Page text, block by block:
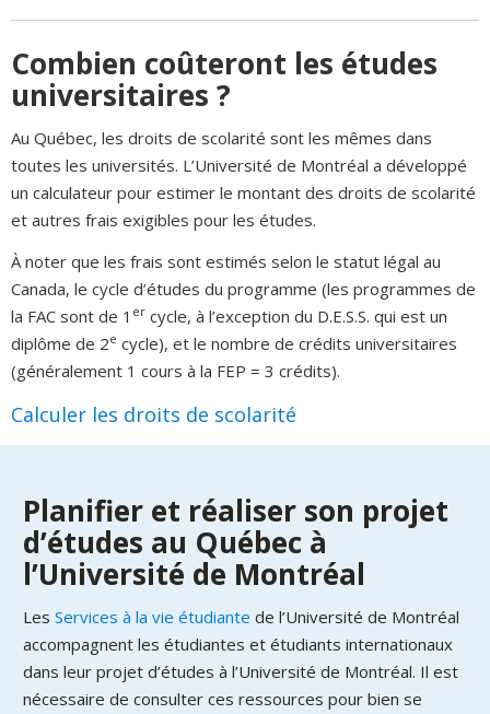
Combien coûteront les études
universitaires ?
Au Québec, les droits de scolarité sont les mêmes dans
toutes les universités. L’Université de Montréal a développé
un calculateur pour estimer le montant des droits de scolarité
et autres frais exigibles pour les études.
À noter que les frais sont estimés selon le statut légal au
Canada, le cycle d’études du programme (les programmes de
la FAC sont de 1 er cycle, à l’exception du D.E.S.S. qui est un
diplôme de 2e cycle), et le nombre de crédits universitaires
(généralement 1 cours à la FEP = 3 crédits).
Calculer les droits de scolarité
Planifier et réaliser son projet
d’études au Québec à
l’Université de Montréal
Les Services à la vie étudiante de l’Université de Montréal
accompagnent les étudiantes et étudiants internationaux
dans leur projet d’études à l’Université de Montréal. Il est
nécessaire de consulter ces ressources pour bien se